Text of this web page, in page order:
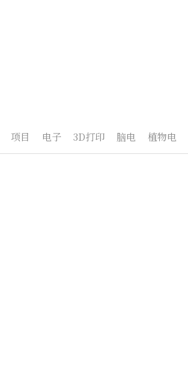
项目 电子 3D打印 脑电 植物电